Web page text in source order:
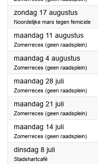
zondag 17 augustus2025
Noordelijke mars tegen femicide
maandag 11 augustus2025
Zomerreces (geen raadsplein)
maandag 4 augustus2025
Zomerreces (geen raadsplein)
maandag 28 juli2025
Zomerreces (geen raadsplein)
maandag 21 juli2025
Zomerreces (geen raadsplein)
maandag 14 juli2025
Zomerreces (geen raadsplein)
dinsdag 8 juli2025
Stadshartcafé